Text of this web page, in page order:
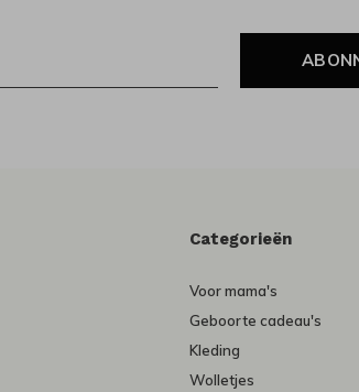
Categorieën
Voor mama's
Geboorte cadeau's
Kleding
Wolletjes